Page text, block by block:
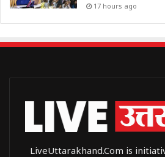
17 hours ago
LiveUttarakhand.Com is